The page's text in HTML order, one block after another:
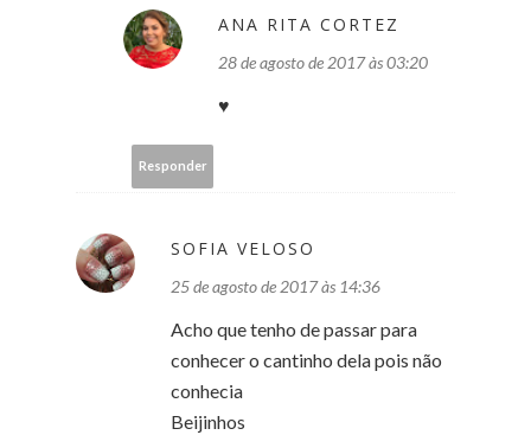
ANA RITA CORTEZ
28 de agosto de 2017 às 03:20
♥️
Responder
SOFIA VELOSO
25 de agosto de 2017 às 14:36
Acho que tenho de passar para
conhecer o cantinho dela pois não
conhecia
Beijinhos